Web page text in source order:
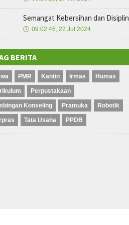
Semangat Kebersihan dan Disiplin
🕔 09:02:46, 22 Jul 2024
BERITA
PMR Kantin Irmas Humas
Perpustakaan
Konseling Pramuka Robotik
Tata Usaha PPDB